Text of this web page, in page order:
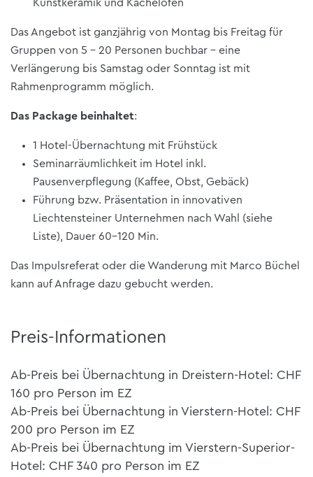
Kunstkeramik und Kachelöfen
Das Angebot ist ganzjährig von Montag bis Freitag für
Gruppen von 5 - 20 Personen buchbar – eine
Verlängerung bis Samstag oder Sonntag ist mit
Rahmenprogramm möglich.
Das Package beinhaltet:
1 Hotel-Übernachtung mit Frühstück
Seminarräumlichkeit im Hotel inkl.
Pausenverpflegung (Kaffee, Obst, Gebäck)
Führung bzw. Präsentation in innovativen
Liechtensteiner Unternehmen nach Wahl (siehe
Liste), Dauer 60-120 Min.
Das Impulsreferat oder die Wanderung mit Marco Büchel
kann auf Anfrage dazu gebucht werden.
Preis-Informationen
Ab-Preis bei Übernachtung in Dreistern-Hotel: CHF
160 pro Person im EZ
Ab-Preis bei Übernachtung in Vierstern-Hotel: CHF
200 pro Person im EZ
Ab-Preis bei Übernachtung im Vierstern-Superior-
Hotel: CHF 340 pro Person im EZ